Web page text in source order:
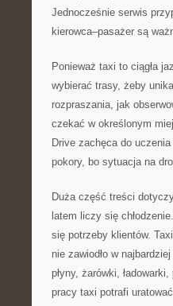
Jednocześnie serwis
kierowca–pasażer są
Ponieważ taxi to ciągła
wybierać trasy, żeby
rozpraszania, jak
czekać w określonym
Drive zachęca do
pokory, bo sytuacja na
Duża część treści
latem liczy się
się potrzeby klientów.
nie zawiodło w
płyny, żarówki,
pracy taxi potrafi